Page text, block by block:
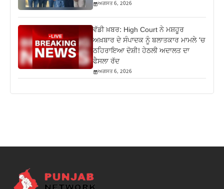
ਅਗਸਤ 6, 2026
ਵੱਡੀ ਖ਼ਬਰ: High Court ਨੇ ਮਸ਼ਹੂਰ
ਅਖ਼ਬਾਰ ਦੇ ਸੰਪਾਦਕ ਨੂੰ ਬਲਾਤਕਾਰ ਮਾਮਲੇ ‘ਚ
ਠਹਿਰਾਇਆ ਦੋਸ਼ੀ! ਹੇਠਲੀ ਅਦਾਲਤ ਦਾ
ਫੈਸਲਾ ਰੱਦ
ਅਗਸਤ 6, 2026